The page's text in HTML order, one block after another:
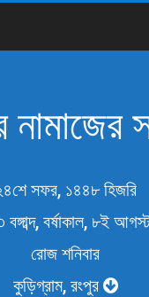
সফর, ১৪৪৮ হিজরি
বর্ষাকাল, ৮ই
রোজ শনিবার
কুড়িগ্রাম, রংপুর